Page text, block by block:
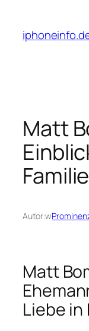
treści
Matt
Autor:w
Matt
Liebe in